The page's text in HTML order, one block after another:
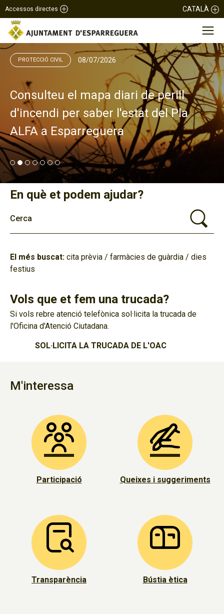
Accessos directes CATALÀ
PROTECCIÓ CIVIL 08/07/2026
Consulteu el mapa diari de perill
d'incendi per saber l'estat del Pla
ALFA a Esparreguera
En què et podem ajudar?
Cerca
El més buscat: cita prèvia / farmàcies de guàrdia / dies
festius
Vols que et fem una trucada?
Si vols rebre atenció telefònica sol·licita la trucada de
l'Oficina d'Atenció Ciutadana.
SOL·LICITA LA TRUCADA DE L'OAC
M'interessa
Participació
Transparència
Queixes i suggeriments
Bústia ètica